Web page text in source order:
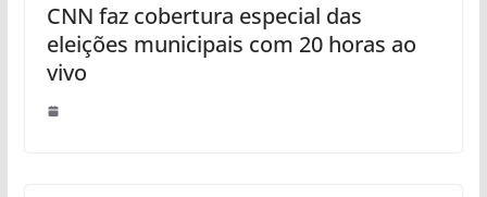
CNN faz cobertura especial das
eleições municipais com 20 horas ao
vivo